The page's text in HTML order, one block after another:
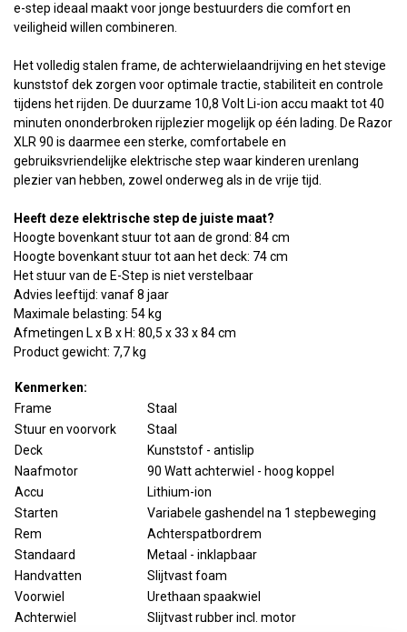
e-step ideaal maakt voor jonge bestuurders die comfort en
veiligheid willen combineren.
Het volledig stalen frame, de achterwielaandrijving en het stevige
kunststof dek zorgen voor optimale tractie, stabiliteit en controle
tijdens het rijden. De duurzame 10,8 Volt Li-ion accu maakt tot 40
minuten ononderbroken rijplezier mogelijk op één lading. De Razor
XLR 90 is daarmee een sterke, comfortabele en
gebruiksvriendelijke elektrische step waar kinderen urenlang
plezier van hebben, zowel onderweg als in de vrije tijd.
Heeft deze elektrische step de juiste maat?
Hoogte bovenkant stuur tot aan de grond: 84 cm
Hoogte bovenkant stuur tot aan het deck: 74 cm
Het stuur van de E-Step is niet verstelbaar
Advies leeftijd: vanaf 8 jaar
Maximale belasting: 54 kg
Afmetingen L x B x H: 80,5 x 33 x 84 cm
Product gewicht: 7,7 kg
Kenmerken:
Frame
Staal
Stuur en voorvork
Staal
Deck
Kunststof - antislip
Naafmotor
90 Watt achterwiel - hoog koppel
Accu
Lithium-ion
Starten
Variabele gashendel na 1 stepbeweging
Rem
Achterspatbordrem
Standaard
Metaal - inklapbaar
Handvatten
Slijtvast foam
Voorwiel
Urethaan spaakwiel
Achterwiel
Slijtvast rubber incl. motor